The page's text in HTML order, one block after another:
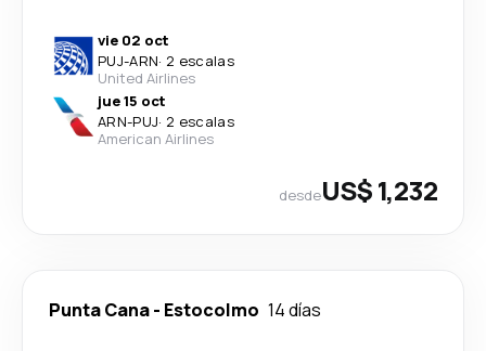
vie 02 oct
PUJ-ARN· 2 escalas
United Airlines
jue 15 oct
ARN-PUJ· 2 escalas
American Airlines
desdeUS$ 1,232
Punta Cana- Estocolmo 14 días